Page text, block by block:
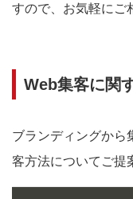
すので、お気軽にご
Web集客に関
ブランディングから
客方法についてご提